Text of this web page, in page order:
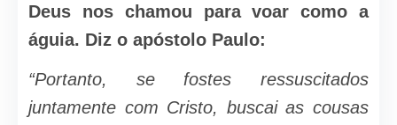
Deus nos chamou para voar como a
águia. Diz o apóstolo Paulo:
“Portanto, se fostes ressuscitados
juntamente com Cristo, buscai as cousas